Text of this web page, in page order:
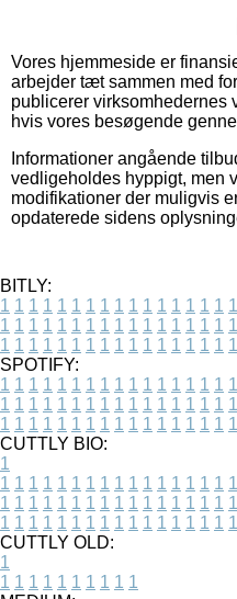
Vores hjemmeside er
arbejder tæt sammen med
publicerer virksomhedernes
hvis vores besøgende
Informationer angående
vedligeholdes hyppigt, men
modifikationer der muligvis
opdaterede sidens
BITLY:
1 1 1 1 1 1 1 1 1 1 1 1 1 1 1 1 1
1 1 1 1 1 1 1 1 1 1 1 1 1 1 1 1 1
1 1 1 1 1 1 1 1 1 1 1 1 1 1 1 1 1
SPOTIFY:
1 1 1 1 1 1 1 1 1 1 1 1 1 1 1 1 1
1 1 1 1 1 1 1 1 1 1 1 1 1 1 1 1 1
1 1 1 1 1 1 1 1 1 1 1 1 1 1 1 1 1
CUTTLY BIO:
1
1 1 1 1 1 1 1 1 1 1 1 1 1 1 1 1 1
1 1 1 1 1 1 1 1 1 1 1 1 1 1 1 1 1
1 1 1 1 1 1 1 1 1 1 1 1 1 1 1 1 1
CUTTLY OLD:
1
1 1 1 1 1 1 1 1 1 1